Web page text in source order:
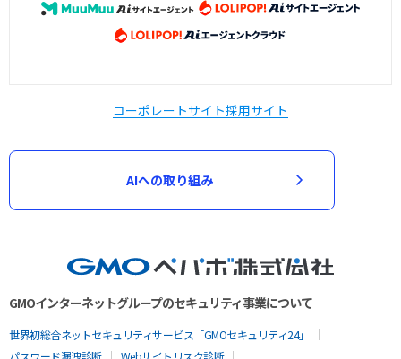
コーポレートサイト採用サイト
AIへの取り組み
GMOインターネットグループのセキュリティ事業について
世界初総合ネットセキュリティサービス「GMOセキュリティ24」
パスワード漏洩診断
Webサイトリスク診断